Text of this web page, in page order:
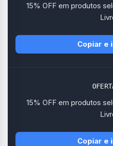
15% OFF em produtos
Copiar e
15% OFF em produtos
Copiar e